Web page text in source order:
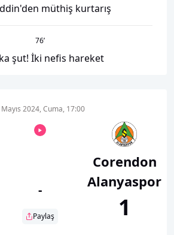
müthiş kurtarış
76’
şut! İki nefis hareket
2024, Cuma, 17:00
-
Paylaş
Corendon
Alanyaspor
1